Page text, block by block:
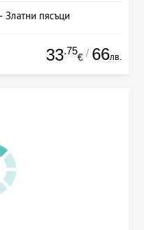
Златни пясъци
33.75
€ / 66лв.